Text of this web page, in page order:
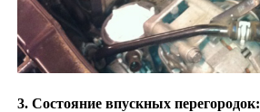
3. Состояние впускных перегородок: